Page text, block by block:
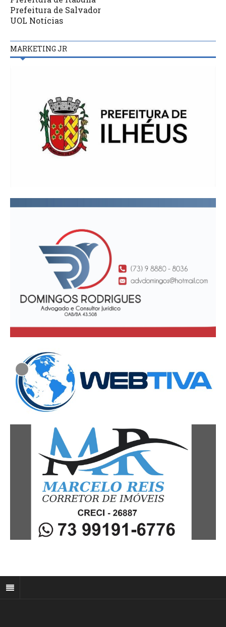
Prefeitura de Salvador
UOL Notícias
MARKETING JR